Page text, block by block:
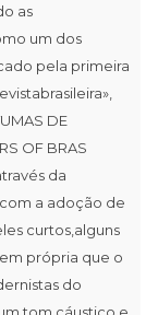
as
um dos
pela primeira
DE
OF BRAS
da
a adoção de
curtos,alguns
própria que o
do
tom cáustico e